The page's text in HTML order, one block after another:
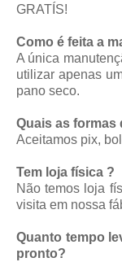
GRATÍS!
Como é feita a
A única
utilizar apenas
pano seco.
Quais as formas
Aceitamos pix,
Tem loja física ?
Não temos loja
visita em nossa
Quanto tempo
pronto?